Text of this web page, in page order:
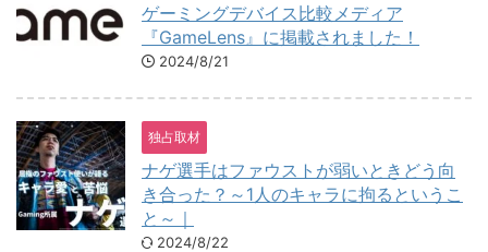
ゲーミングデバイス比較メディア
『GameLens』に掲載されました！
2024/8/21
独占取材
ナゲ選手はファウストが弱いときどう向
き合った？～1人のキャラに拘るというこ
と～｜
2024/8/22